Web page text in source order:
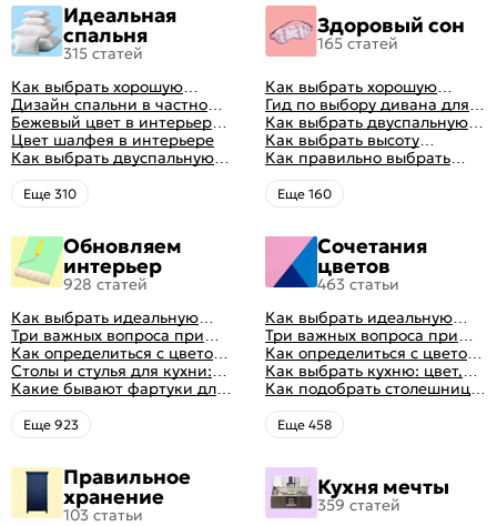
Идеальная
спальня
315 статей
Как выбрать хорошую
кровать для сна
Дизайн спальни в частном
доме: множество идей
оформления идеальных
интерьеров
Бежевый цвет в интерьере
спальни 2024, 40 красивых
интерьеров с фото
Цвет шалфея в интерьере
Как выбрать двуспальную
правильно: советы и фото в
интерьере
Eще 310
Здоровый сон
165 статей
Как выбрать хорошую
кровать для сна
Гид по выбору дивана для
сна
Как выбрать двуспальную
кровать и матрас
правильно: советы и фото в
Как выбрать высоту
матраса
Как правильно выбрать
Eще 160
Обновляем
интерьер
928 статей
Как выбрать идеальную
планировку для кухни
Три важных вопроса при
выборе кухни: готовка,
посуда, комфорт
Как определиться с цветом
кухни: светлые, темные,
яркие
Столы и стулья для кухни:
советы по выбору
Какие бывают фартуки для
выбрать
Eще 923
Сочетания
цветов
463 статьи
Как выбрать идеальную
планировку для кухни
Три важных вопроса при
выборе кухни: готовка,
посуда, комфорт
Как определиться с цветом
кухни: светлые, темные,
яркие
Как выбрать кухню: цвет,
планировка, аксессуары
Как подобрать столешницу
Eще 458
Правильное
хранение
103 статьи
Кухня мечты
359 статей